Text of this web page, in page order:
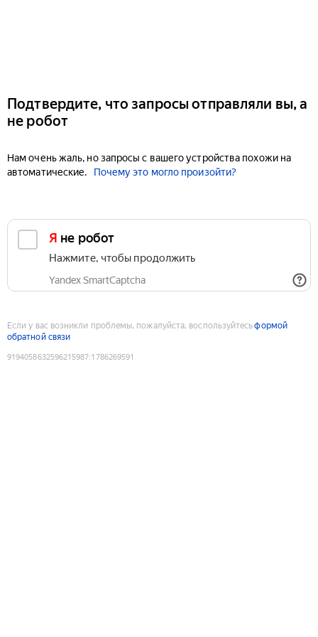
Подтвердите, что запросы отправляли вы, а
не робот
Нам очень жаль, но запросы с вашего устройства похожи на
автоматические.
Почему это могло произойти?
Я не робот
Нажмите, чтобы продолжить
Yandex SmartCaptcha
Если у вас возникли проблемы, пожалуйста, воспользуйтесьформой
обратной связи
9194058632596215987:1786269591